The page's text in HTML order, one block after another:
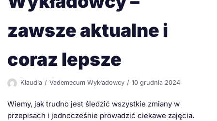
zawsze aktualne i
coraz lepsze
Klaudia Vademecum Wykładowcy 10 grudnia 2024
Wiemy, jak trudno jest śledzić wszystkie zmiany w
przepisach i jednocześnie prowadzić ciekawe zajęcia.